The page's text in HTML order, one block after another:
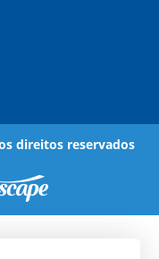
direitos reservados